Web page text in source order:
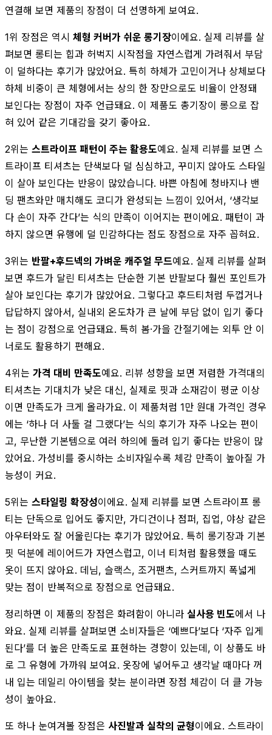
연결해 보면 제품의 장점이 더 선명하게 보여요.
1위 장점은 역시 체형 커버가 쉬운 롱기장이에요. 실제 리뷰를 살
펴보면 롱티는 힙과 허벅지 시작점을 자연스럽게 가려줘서 부담
이 덜하다는 후기가 많았어요. 특히 하체가 고민이거나 상체보다
하체 비중이 큰 체형에서는 상의 한 장만으로도 비율이 안정돼
보인다는 장점이 자주 언급돼요. 이 제품도 총기장이 롱으로 잡
혀 있어 같은 기대감을 갖기 좋아요.
2위는 스트라이프 패턴이 주는 활용도예요. 실제 리뷰를 보면 스
트라이프 티셔츠는 단색보다 덜 심심하고, 꾸미지 않아도 스타일
이 살아 보인다는 반응이 많았습니다. 바쁜 아침에 청바지나 밴
딩 팬츠와만 매치해도 코디가 완성되는 느낌이 있어서, ‘생각보
다 손이 자주 간다’는 식의 만족이 이어지는 편이에요. 패턴이 과
하지 않으면 유행에 덜 민감하다는 점도 장점으로 자주 꼽혀요.
3위는 반팔+후드넥의 가벼운 캐주얼 무드예요. 실제 리뷰를 살펴
보면 후드가 달린 티셔츠는 단순한 기본 반팔보다 훨씬 포인트가
살아 보인다는 후기가 많았어요. 그렇다고 후드티처럼 두껍거나
답답하지 않아서, 실내외 온도차가 큰 날에 부담 없이 입기 좋다
는 점이 강점으로 언급돼요. 특히 봄·가을 간절기에는 외투 안 이
너로도 활용하기 편해요.
4위는 가격 대비 만족도예요. 리뷰 성향을 보면 저렴한 가격대의
티셔츠는 기대치가 낮은 대신, 실제로 핏과 소재감이 평균 이상
이면 만족도가 크게 올라가요. 이 제품처럼 1만 원대 가격인 경우
에는 ‘하나 더 사둘 걸 그랬다’는 식의 후기가 자주 나오는 편이
고, 무난한 기본템으로 여러 하의에 돌려 입기 좋다는 반응이 많
았어요. 가성비를 중시하는 소비자일수록 체감 만족이 높아질 가
능성이 커요.
5위는 스타일링 확장성이에요. 실제 리뷰를 보면 스트라이프 롱
티는 단독으로 입어도 좋지만, 가디건이나 점퍼, 집업, 야상 같은
아우터와도 잘 어울린다는 후기가 많았어요. 특히 롱기장과 기본
핏 덕분에 레이어드가 자연스럽고, 이너 티처럼 활용했을 때도
옷이 뜨지 않아요. 데님, 슬랙스, 조거팬츠, 스커트까지 폭넓게
맞는 점이 반복적으로 장점으로 언급돼요.
정리하면 이 제품의 장점은 화려함이 아니라 실사용 빈도에서 나
와요. 실제 리뷰를 살펴보면 소비자들은 ‘예쁘다’보다 ‘자주 입게
된다’를 더 높은 만족도로 표현하는 경향이 있는데, 이 상품도 바
로 그 유형에 가까워 보여요. 옷장에 넣어두고 생각날 때마다 꺼
내 입는 데일리 아이템을 찾는 분이라면 장점 체감이 더 클 가능
성이 높아요.
또 하나 눈여겨볼 장점은 사진발과 실착의 균형이에요. 스트라이